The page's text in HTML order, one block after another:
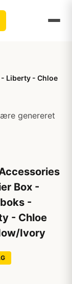
Liberty - Chloe
genereret
Box -
-
- Chloe
Ivory